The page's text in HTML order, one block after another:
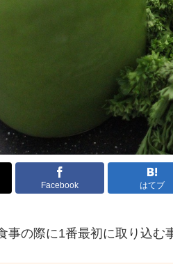
Facebook はてブ
事の際に1番最初に取り込む